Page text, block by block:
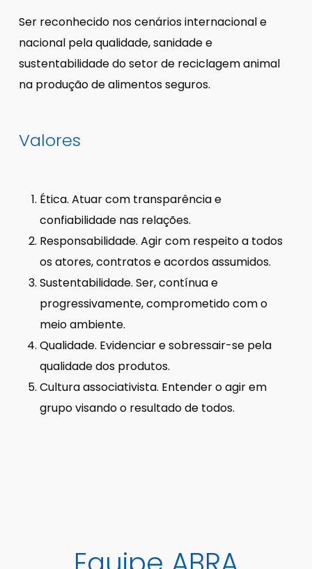
Ser reconhecido nos cenários internacional e
nacional pela qualidade, sanidade e
sustentabilidade do setor de reciclagem animal
na produção de alimentos seguros.
Valores
Ética. Atuar com transparência e
confiabilidade nas relações.
Responsabilidade. Agir com respeito a todos
os atores, contratos e acordos assumidos.
Sustentabilidade. Ser, contínua e
progressivamente, comprometido com o
meio ambiente.
Qualidade. Evidenciar e sobressair-se pela
qualidade dos produtos.
Cultura associativista. Entender o agir em
grupo visando o resultado de todos.